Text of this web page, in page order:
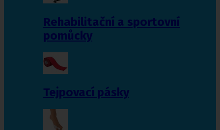
Rehabilitační a sportovní
pomůcky
Tejpovací pásky